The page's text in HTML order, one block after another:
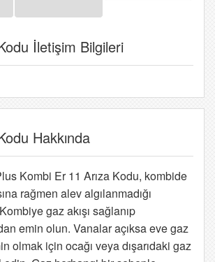
İletişim Bilgileri
Hakkında
Kombi Er 11 Arıza Kodu, kombide
rağmen alev algılanmadığı
gaz akışı sağlanıp
emin olun. Vanalar açıksa eve gaz
olmak için ocağı veya dışarıdaki gaz